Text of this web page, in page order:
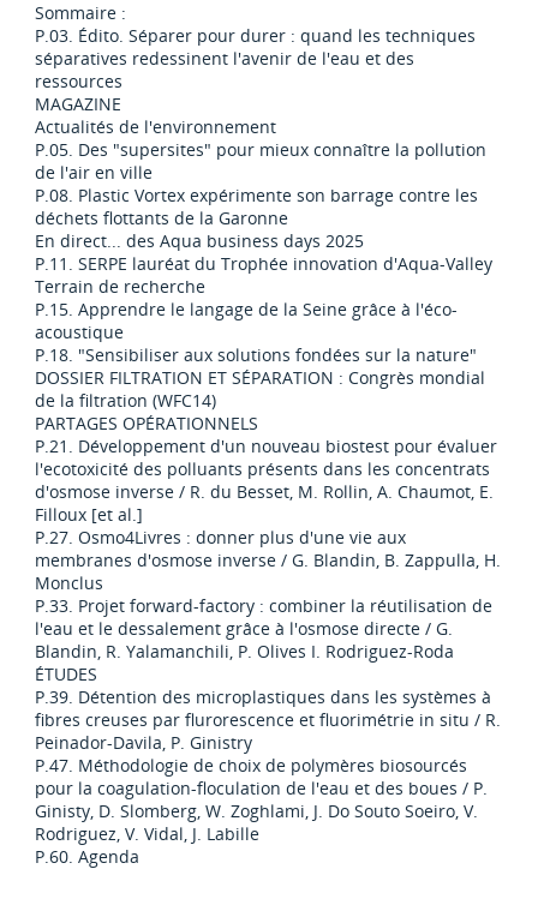
Sommaire :
P.03. Édito. Séparer pour durer : quand les techniques
séparatives redessinent l'avenir de l'eau et des
ressources
MAGAZINE
Actualités de l'environnement
P.05. Des "supersites" pour mieux connaître la pollution
de l'air en ville
P.08. Plastic Vortex expérimente son barrage contre les
déchets flottants de la Garonne
En direct... des Aqua business days 2025
P.11. SERPE lauréat du Trophée innovation d'Aqua-Valley
Terrain de recherche
P.15. Apprendre le langage de la Seine grâce à l'éco-
acoustique
P.18. "Sensibiliser aux solutions fondées sur la nature"
DOSSIER FILTRATION ET SÉPARATION : Congrès mondial
de la filtration (WFC14)
PARTAGES OPÉRATIONNELS
P.21. Développement d'un nouveau biostest pour évaluer
l'ecotoxicité des polluants présents dans les concentrats
d'osmose inverse / R. du Besset, M. Rollin, A. Chaumot, E.
Filloux [et al.]
P.27. Osmo4Livres : donner plus d'une vie aux
membranes d'osmose inverse / G. Blandin, B. Zappulla, H.
Monclus
P.33. Projet forward-factory : combiner la réutilisation de
l'eau et le dessalement grâce à l'osmose directe / G.
Blandin, R. Yalamanchili, P. Olives I. Rodriguez-Roda
ÉTUDES
P.39. Détention des microplastiques dans les systèmes à
fibres creuses par flurorescence et fluorimétrie in situ / R.
Peinador-Davila, P. Ginistry
P.47. Méthodologie de choix de polymères biosourcés
pour la coagulation-floculation de l'eau et des boues / P.
Ginisty, D. Slomberg, W. Zoghlami, J. Do Souto Soeiro, V.
Rodriguez, V. Vidal, J. Labille
P.60. Agenda